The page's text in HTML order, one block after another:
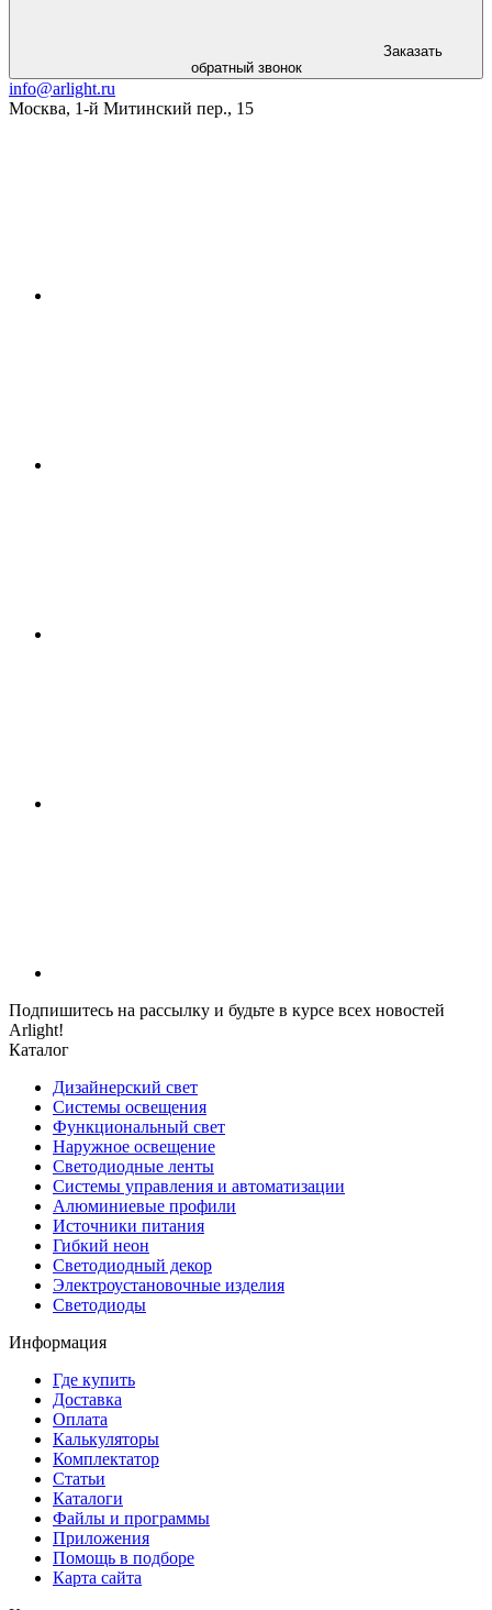
Заказать
обратный звонок
info@arlight.ru
Москва, 1-й Митинский пер., 15
Подпишитесь на рассылку и будьте в курсе всех новостей
Arlight!
Каталог
Дизайнерский свет
Системы освещения
Функциональный свет
Наружное освещение
Светодиодные ленты
Системы управления и автоматизации
Алюминиевые профили
Источники питания
Гибкий неон
Светодиодный декор
Электроустановочные изделия
Светодиоды
Информация
Где купить
Доставка
Оплата
Калькуляторы
Комплектатор
Статьи
Каталоги
Файлы и программы
Приложения
Помощь в подборе
Карта сайта